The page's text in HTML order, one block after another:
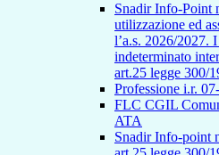
Snadir Info-Point
utilizzazione ed
l’a.s. 2026/2027.
indeterminato
art.25 legge 300/
Professione i.r.
FLC CGIL
ATA
Snadir Info-point